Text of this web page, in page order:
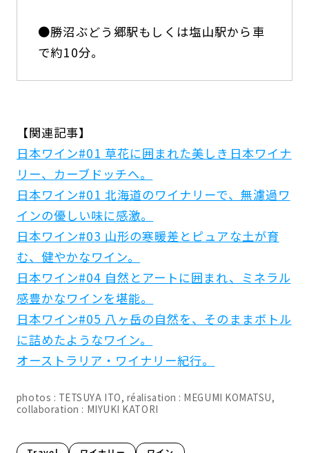
●勝沼ぶどう郷駅もしくは塩山駅から車
で約10分。
【関連記事】
日本ワイン#01 草花に囲まれた美しき日本ワイナ
リー、カーブドッチへ。
日本ワイン#01 北海道のワイナリーで、無濾過ワ
インの優しい味に感激。
日本ワイン#03 山形の寒暖差とピュアな土が育
む、健やかなワイン。
日本ワイン#04 自然とアートに囲まれ、ミネラル
感豊かなワインを堪能。
日本ワイン#05 八ヶ岳の自然を、そのままボトル
に詰めたようなワイン。
オーストラリア・ワイナリー紀行。
photos : TETSUYA ITO, réalisation : MEGUMI KOMATSU,
collaboration : MIYUKI KATORI